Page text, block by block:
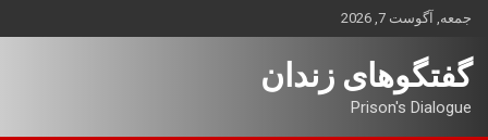
بروید
جمعه, آگوست 7, 2026
گفتگوهای زندان
Prison's Dialogue